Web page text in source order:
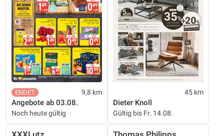
9,8 km
Angebote ab 03.08.
Noch heute gültig
45 km
Dieter Knoll
Gültig bis Fr. 14.08.